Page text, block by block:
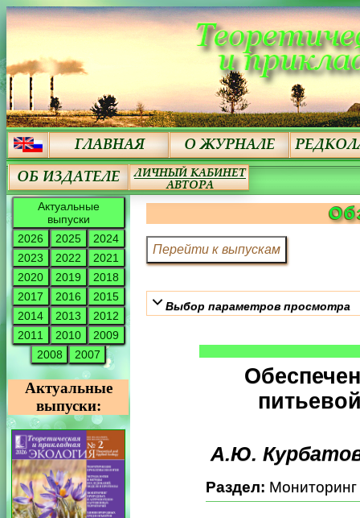
Актуальные
выпуски
2026
2025
2024
2023
2022
2021
2020
2019
2018
2017
2016
2015
2014
2013
2012
2011
2010
2009
2008
2007
Актуальные
выпуски:
Выбор параметров просмотра
А.Ю.
Раздел: